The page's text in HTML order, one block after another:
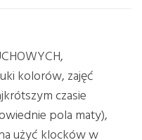
110,00 zł do 130,00 zł
kolorów, zajęć
czasie
pola maty),
użyć klocków w